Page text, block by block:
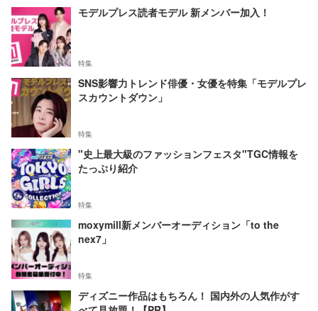
モデルプレス読者モデル 新メンバー加入！
特集
SNS影響力トレンド俳優・女優を特集「モデルプレ
スカウントダウン」
特集
"史上最大級のファッションフェスタ"TGC情報を
たっぷり紹介
特集
moxymill新メンバーオーディション「to the
nex7」
特集
ディズニー作品はもちろん！ 国内外の人気作がす